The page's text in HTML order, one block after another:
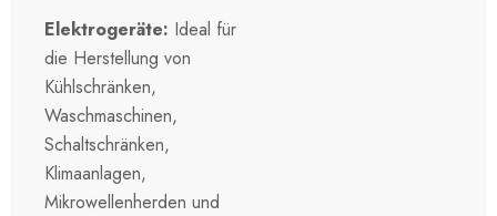
Elektrogeräte: Ideal für
die Herstellung von
Kühlschränken,
Waschmaschinen,
Schaltschränken,
Klimaanlagen,
Mikrowellenherden und